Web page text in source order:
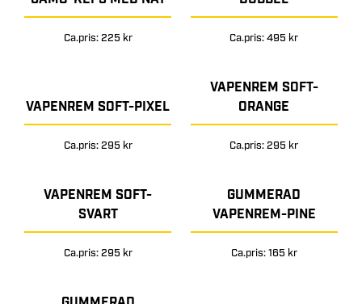
Ca.pris: 225 kr Ca.pris: 495 kr
VAPENREM SOFT-PIXEL
Ca.pris: 295 kr
VAPENREM SOFT-
ORANGE
Ca.pris: 295 kr
VAPENREM SOFT-
SVART
Ca.pris: 295 kr
GUMMERAD
VAPENREM-PINE
Ca.pris: 165 kr